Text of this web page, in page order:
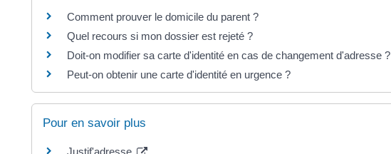
Comment prouver le domicile du parent ?
Quel recours si mon dossier est rejeté ?
Doit-on modifier sa carte d'identité en cas de changement d'adresse ?
Peut-on obtenir une carte d'identité en urgence ?
Pour en savoir plus
Justif'adresse